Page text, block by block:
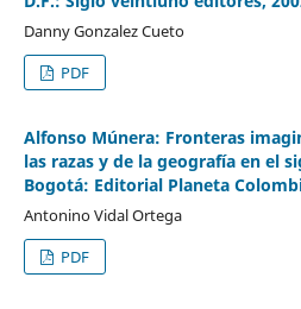
Danny Gonzalez Cueto
PDF
Alfonso Múnera: Fronteras
las razas y de la geografía en el
Bogotá: Editorial Planeta
Antonino Vidal Ortega
PDF